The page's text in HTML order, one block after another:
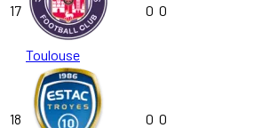
17
Toulouse
0 0
18 0 0